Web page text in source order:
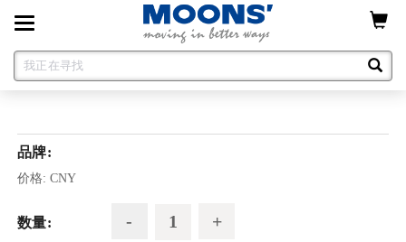
Toggle
navigation
品牌:
价格: CNY
数量: